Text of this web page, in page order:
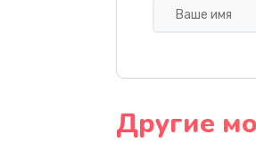
Другие